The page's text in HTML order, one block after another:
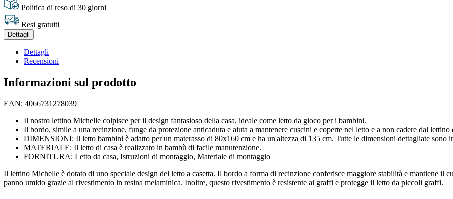
Politica di reso di 30 giorni
Resi gratuiti
Dettagli
Dettagli
Recensioni
Informazioni sul prodotto
EAN: 4066731278039
Il nostro lettino Michelle colpisce per il design fantasioso della casa, ideale come letto da gioco per i bambini.
Il bordo, simile a una recinzione, funge da protezione anticaduta e aiuta a mantenere cuscini e coperte nel letto e a non cadere dal
DIMENSIONI: Il letto bambini è adatto per un materasso di 80x160 cm e ha un'altezza di 135 cm. Tutte le dimensioni dettagliate sono
MATERIALE: Il letto di casa è realizzato in bambù di facile manutenzione.
FORNITURA: Letto da casa, Istruzioni di montaggio, Materiale di montaggio
Il lettino Michelle è dotato di uno speciale design del letto a casetta. Il bordo a forma di recinzione conferisce maggiore stabilità e mantiene il
panno umido grazie al rivestimento in resina melaminica. Inoltre, questo rivestimento è resistente ai graffi e protegge il letto da piccoli graffi.